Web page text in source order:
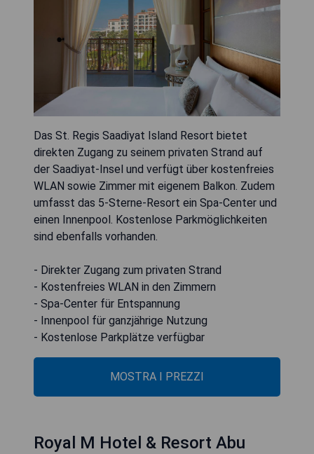
Das St. Regis Saadiyat Island Resort bietet
direkten Zugang zu seinem privaten Strand auf
der Saadiyat-Insel und verfügt über kostenfreies
WLAN sowie Zimmer mit eigenem Balkon. Zudem
umfasst das 5-Sterne-Resort ein Spa-Center und
einen Innenpool. Kostenlose Parkmöglichkeiten
sind ebenfalls vorhanden.
- Direkter Zugang zum privaten Strand
- Kostenfreies WLAN in den Zimmern
- Spa-Center für Entspannung
- Innenpool für ganzjährige Nutzung
- Kostenlose Parkplätze verfügbar
MOSTRA I PREZZI
Royal M Hotel & Resort Abu